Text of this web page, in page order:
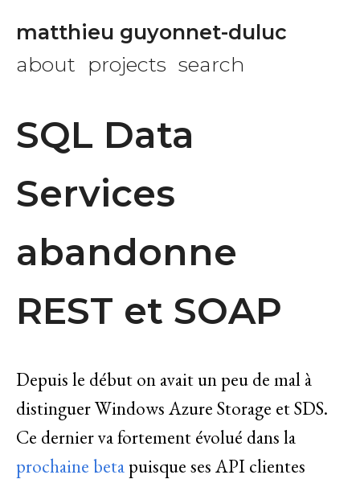
matthieu guyonnet-duluc
about projects search
SQL Data
Services
abandonne
REST et SOAP
Depuis le début on avait un peu de mal à
distinguer Windows Azure Storage et SDS.
Ce dernier va fortement évolué dans la
prochaine beta puisque ses API clientes